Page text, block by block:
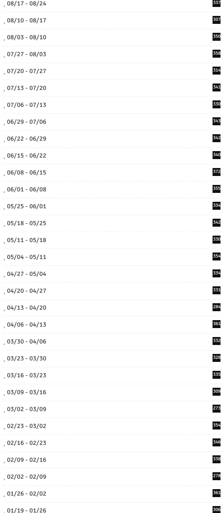
08/17 - 08/24 337
08/10 - 08/17 307
08/03 - 08/10 350
07/27 - 08/03 358
07/20 - 07/27 314
07/13 - 07/20 341
07/06 - 07/13 330
06/29 - 07/06 343
06/22 - 06/29 342
06/15 - 06/22 340
06/08 - 06/15 372
06/01 - 06/08 355
05/25 - 06/01 334
05/18 - 05/25 342
05/11 - 05/18 330
05/04 - 05/11 354
04/27 - 05/04 334
04/20 - 04/27 331
04/13 - 04/20 284
04/06 - 04/13 361
03/30 - 04/06 332
03/23 - 03/30 328
03/16 - 03/23 335
03/09 - 03/16 309
03/02 - 03/09 273
02/23 - 03/02 354
02/16 - 02/23 346
02/09 - 02/16 338
02/02 - 02/09 278
01/26 - 02/02 361
01/19 - 01/26 306